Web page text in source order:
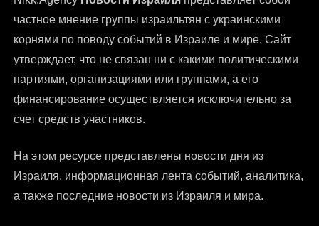
частное мнение группы израильтян с украинскими
корнями по поводу событий в Израиле и мире. Сайт
утверждает, что не связан ни с какими политическими
партиями, организациями или группами, а его
финансирование осуществляется исключительно за
счет средств участников.
На этом ресурсе представлены новости дня из
Израиля, информационная лента событий, аналитика,
а также последние новости из Израиля и мира.